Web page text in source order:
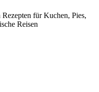
für Kuchen, Pies,
Reisen